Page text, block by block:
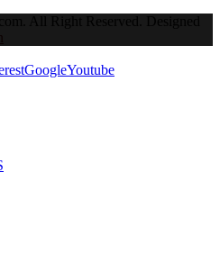
All Right Reserved. Designed
GoogleYoutube